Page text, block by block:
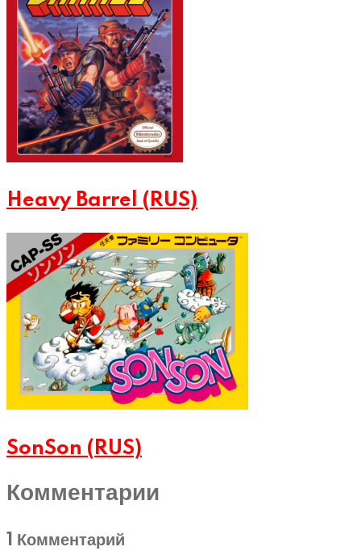
Heavy Barrel (RUS)
SonSon (RUS)
Комментарии
1 Комментарий